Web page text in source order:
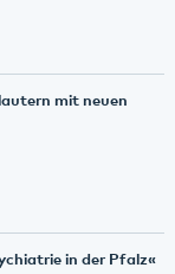
mit neuen
in der Pfalz«